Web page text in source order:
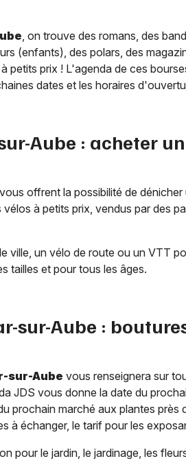
, on trouve des romans, des
(enfants), des polars, des
petits prix ! L'agenda de ces
dates et les horaires
Aube : acheter
vous offrent la possibilité de
à petits prix, vendus par des
ville, un vélo de route ou un VTT
tailles et pour tous les âges.
sur-Aube :
sur-Aube vous renseignera sur
JDS vous donne la date du
prochain marché aux plantes près
à échanger, le tarif pour les
pour le jardin, le jardinage, les